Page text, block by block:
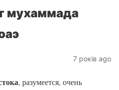
мухаммада
7 років ago
, разумеется, очень